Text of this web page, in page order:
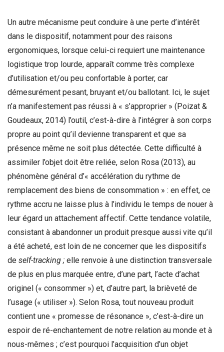
Un autre mécanisme peut conduire à une perte d’intérêt
dans le dispositif, notamment pour des raisons
ergonomiques, lorsque celui-ci requiert une maintenance
logistique trop lourde, apparaît comme très complexe
d’utilisation et/ou peu confortable à porter, car
démesurément pesant, bruyant et/ou ballotant. Ici, le sujet
n’a manifestement pas réussi à « s’approprier » (Poizat &
Goudeaux, 2014) l’outil, c’est-à-dire à l’intégrer à son corps
propre au point qu’il devienne transparent et que sa
présence même ne soit plus détectée. Cette difficulté à
assimiler l’objet doit être reliée, selon Rosa (2013), au
phénomène général d’« accélération du rythme de
remplacement des biens de consommation » : en effet, ce
rythme accru ne laisse plus à l’individu le temps de nouer à
leur égard un attachement affectif. Cette tendance volatile,
consistant à abandonner un produit presque aussi vite qu’il
a été acheté, est loin de ne concerner que les dispositifs
de self-tracking ; elle renvoie à une distinction transversale
de plus en plus marquée entre, d’une part, l’acte d’achat
originel (« consommer ») et, d’autre part, la brièveté de
l’usage (« utiliser »). Selon Rosa, tout nouveau produit
contient une « promesse de résonance », c’est-à-dire un
espoir de ré-enchantement de notre relation au monde et à
nous-mêmes ; c’est pourquoi l’acquisition d’un objet